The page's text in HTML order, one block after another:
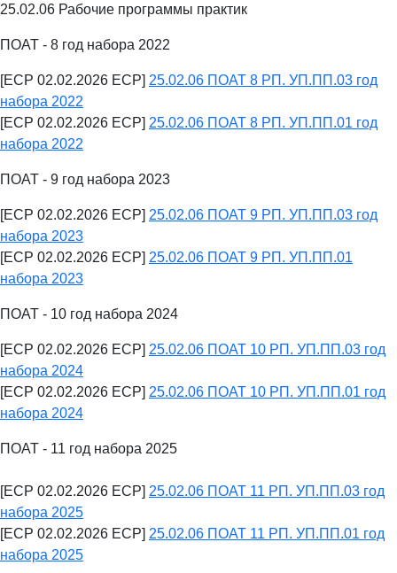
25.02.06 Рабочие программы практик
ПОАТ - 8 год набора 2022
[ECP 02.02.2026 ECP] 25.02.06 ПОАТ 8 РП. УП.ПП.03 год
набора 2022
[ECP 02.02.2026 ECP] 25.02.06 ПОАТ 8 РП. УП.ПП.01 год
набора 2022
ПОАТ - 9 год набора 2023
[ECP 02.02.2026 ECP] 25.02.06 ПОАТ 9 РП. УП.ПП.03 год
набора 2023
[ECP 02.02.2026 ECP] 25.02.06 ПОАТ 9 РП. УП.ПП.01
набора 2023
ПОАТ - 10 год набора 2024
[ECP 02.02.2026 ECP] 25.02.06 ПОАТ 10 РП. УП.ПП.03 год
набора 2024
[ECP 02.02.2026 ECP] 25.02.06 ПОАТ 10 РП. УП.ПП.01 год
набора 2024
ПОАТ - 11 год набора 2025
[ECP 02.02.2026 ECP] 25.02.06 ПОАТ 11 РП. УП.ПП.03 год
набора 2025
[ECP 02.02.2026 ECP] 25.02.06 ПОАТ 11 РП. УП.ПП.01 год
набора 2025